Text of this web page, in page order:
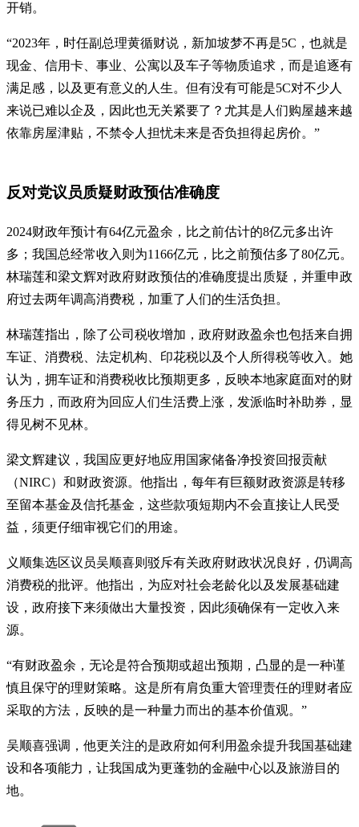
开销。
“2023年，时任副总理黄循财说，新加坡梦不再是5C，也就是
现金、信用卡、事业、公寓以及车子等物质追求，而是追逐有
满足感，以及更有意义的人生。但有没有可能是5C对不少人
来说已难以企及，因此也无关紧要了？尤其是人们购屋越来越
依靠房屋津贴，不禁令人担忧未来是否负担得起房价。”
反对党议员质疑财政预估准确度
2024财政年预计有64亿元盈余，比之前估计的8亿元多出许
多；我国总经常收入则为1166亿元，比之前预估多了80亿元。
林瑞莲和梁文辉对政府财政预估的准确度提出质疑，并重申政
府过去两年调高消费税，加重了人们的生活负担。
林瑞莲指出，除了公司税收增加，政府财政盈余也包括来自拥
车证、消费税、法定机构、印花税以及个人所得税等收入。她
认为，拥车证和消费税收比预期更多，反映本地家庭面对的财
务压力，而政府为回应人们生活费上涨，发派临时补助券，显
得见树不见林。
梁文辉建议，我国应更好地应用国家储备净投资回报贡献
（NIRC）和财政资源。他指出，每年有巨额财政资源是转移
至留本基金及信托基金，这些款项短期内不会直接让人民受
益，须更仔细审视它们的用途。
义顺集选区议员吴顺喜则驳斥有关政府财政状况良好，仍调高
消费税的批评。他指出，为应对社会老龄化以及发展基础建
设，政府接下来须做出大量投资，因此须确保有一定收入来
源。
“有财政盈余，无论是符合预期或超出预期，凸显的是一种谨
慎且保守的理财策略。这是所有肩负重大管理责任的理财者应
采取的方法，反映的是一种量力而出的基本价值观。”
吴顺喜强调，他更关注的是政府如何利用盈余提升我国基础建
设和各项能力，让我国成为更蓬勃的金融中心以及旅游目的
地。